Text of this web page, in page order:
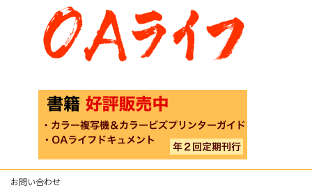
お問い合わせ